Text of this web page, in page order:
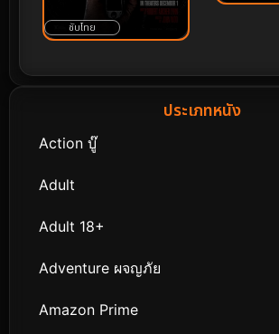
ซับไทย
ประเภทหนัง
Action บู๊
Adult
Adult 18+
Adventure ผจญภัย
Amazon Prime